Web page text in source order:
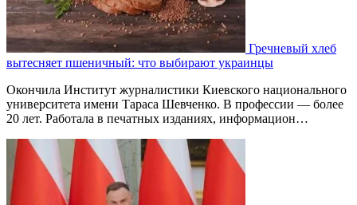
Гречневый хлеб
вытесняет пшеничный: что выбирают украинцы
Окончила Институт журналистики Киевского национального
университета имени Тараса Шевченко. В профессии — более
20 лет. Работала в печатных изданиях, информацион…